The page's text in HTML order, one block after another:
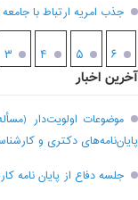
جذب امریه ارتباط با
۳ ۴ ۵ ۶
آخرین اخبار
موضوعات اولویت‌دار
پایان‌نامه‌های دکتری و
جلسه دفاع از پایان